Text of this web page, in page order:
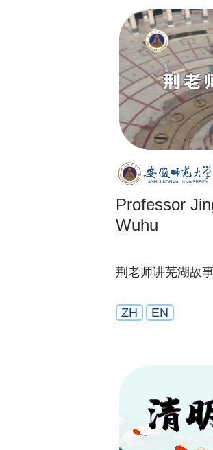
Professor
Wuhu
荆老师讲芜湖故
ZH EN